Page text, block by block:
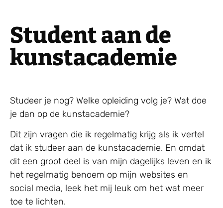
Student aan de
kunstacademie
Studeer je nog? Welke opleiding volg je? Wat doe
je dan op de kunstacademie?
Dit zijn vragen die ik regelmatig krijg als ik vertel
dat ik studeer aan de kunstacademie. En omdat
dit een groot deel is van mijn dagelijks leven en ik
het regelmatig benoem op mijn websites en
social media, leek het mij leuk om het wat meer
toe te lichten.